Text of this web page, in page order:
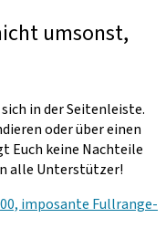
umsonst,
in der Seitenleiste.
oder über einen
Euch keine Nachteile
alle Unterstützer!
imposante Fullrange-